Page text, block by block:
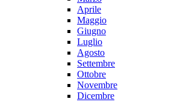
Aprile
Maggio
Giugno
Luglio
Agosto
Settembre
Ottobre
Novembre
Dicembre